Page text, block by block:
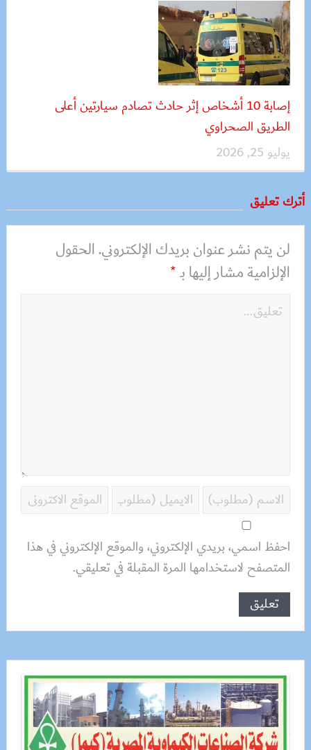
إصابة 10 أشخاص إثر حادث تصادم سيارتين أعلى
الطريق الصحراوي
يوليو 25, 2026
أترك تعليق
لن يتم نشر عنوان بريدك الإلكتروني.الحقول
الإلزامية مشار إليها بـ*
احفظ اسمي، بريدي الإلكتروني، والموقع الإلكتروني في هذا
المتصفح لاستخدامها المرة المقبلة في تعليقي.